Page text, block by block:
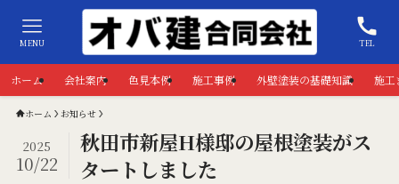
TEL
MENU
ホーム 会社案内 色見本例 施工事例 外壁塗装の基礎知識 施工
ホーム お知らせ
秋田市新屋H様邸の屋根塗装がス
タートしました
2025
10/22